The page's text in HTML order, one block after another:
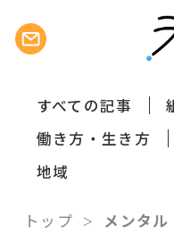
すべての記事
働き方・生き方
地域
トップ メンタル